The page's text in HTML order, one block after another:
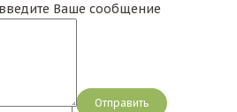
Ваше сообщение
Сообщение